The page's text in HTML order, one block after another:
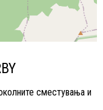
сместувања и